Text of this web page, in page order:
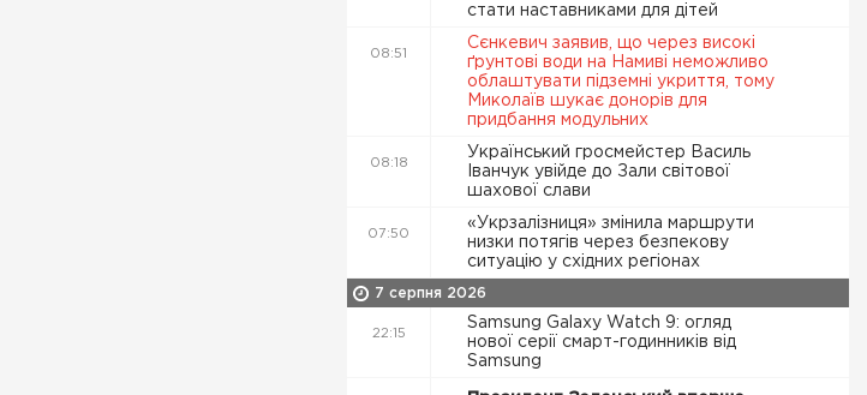
стати наставниками для дітей
08:51
Сєнкевич заявив, що через високі
ґрунтові води на Намиві неможливо
облаштувати підземні укриття, тому
Миколаїв шукає донорів для
придбання модульних
08:18
Український гросмейстер Василь
Іванчук увійде до Зали світової
шахової слави
07:50
«Укрзалізниця» змінила маршрути
низки потягів через безпекову
ситуацію у східних регіонах
7 серпня 2026
22:15
Samsung Galaxy Watch 9: огляд
нової серії смарт-годинників від
Samsung